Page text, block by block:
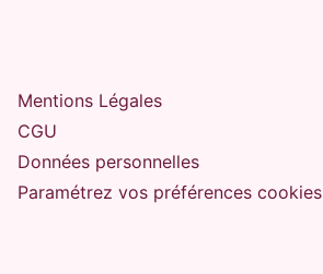
Mentions Légales
CGU
Données personnelles
Paramétrez vos préférences cookies